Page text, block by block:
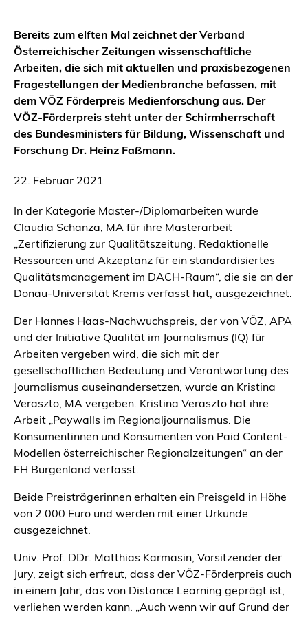
Bereits zum elften Mal zeichnet der Verband
Österreichischer Zeitungen wissenschaftliche
Arbeiten, die sich mit aktuellen und praxisbezogenen
Fragestellungen der Medienbranche befassen, mit
dem VÖZ Förderpreis Medienforschung aus. Der
VÖZ-Förderpreis steht unter der Schirmherrschaft
des Bundesministers für Bildung, Wissenschaft und
Forschung Dr. Heinz Faßmann.
22. Februar 2021
In der Kategorie Master-/Diplomarbeiten wurde
Claudia Schanza, MA für ihre Masterarbeit
„Zertifizierung zur Qualitätszeitung. Redaktionelle
Ressourcen und Akzeptanz für ein standardisiertes
Qualitätsmanagement im DACH-Raum“, die sie an der
Donau-Universität Krems verfasst hat, ausgezeichnet.
Der Hannes Haas-Nachwuchspreis, der von VÖZ, APA
und der Initiative Qualität im Journalismus (IQ) für
Arbeiten vergeben wird, die sich mit der
gesellschaftlichen Bedeutung und Verantwortung des
Journalismus auseinandersetzen, wurde an Kristina
Veraszto, MA vergeben. Kristina Veraszto hat ihre
Arbeit „Paywalls im Regionaljournalismus. Die
Konsumentinnen und Konsumenten von Paid Content-
Modellen österreichischer Regionalzeitungen“ an der
FH Burgenland verfasst.
Beide Preisträgerinnen erhalten ein Preisgeld in Höhe
von 2.000 Euro und werden mit einer Urkunde
ausgezeichnet.
Univ. Prof. DDr. Matthias Karmasin, Vorsitzender der
Jury, zeigt sich erfreut, dass der VÖZ-Förderpreis auch
in einem Jahr, das von Distance Learning geprägt ist,
verliehen werden kann. „Auch wenn wir auf Grund der